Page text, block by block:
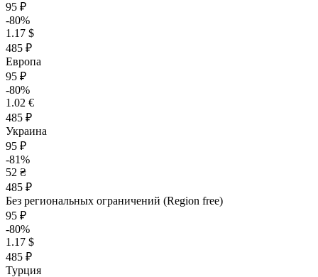
95 ₽
-80%
1.17 $
485 ₽
Европа
95 ₽
-80%
1.02 €
485 ₽
Украина
95 ₽
-81%
52 ₴
485 ₽
Без региональных ограничений (Region free)
95 ₽
-80%
1.17 $
485 ₽
Турция